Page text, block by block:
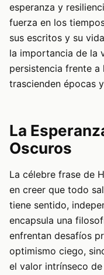
esperanza y
fuerza en los
sus escritos y su
la importancia de la
persistencia frente a
trascienden épocas
La
Oscuros
La célebre frase de
en creer que todo
tiene sentido,
encapsula una
enfrentan desafíos
optimismo ciego,
el valor intrínseco